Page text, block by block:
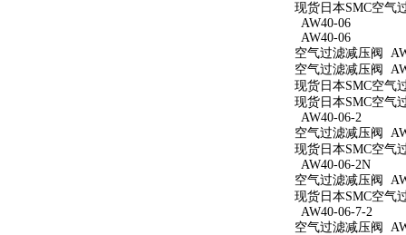
现货日本SMC空气
AW40-06
AW40-06
空气过滤减压阀
空气过滤减压阀
现货日本SMC空气
现货日本SMC空气
AW40-06-2
空气过滤减压阀
现货日本SMC空气
AW40-06-2N
空气过滤减压阀
现货日本SMC空气
AW40-06-7-2
空气过滤减压阀